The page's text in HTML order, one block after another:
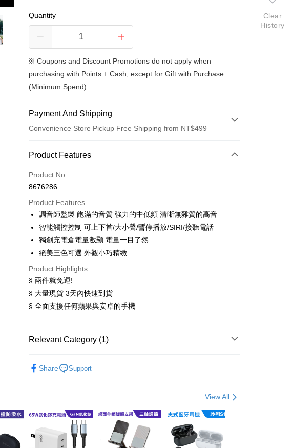
Quantity
※Coupons and Discount Promotions do not apply when
purchasing with Points + Cash, except for Gift with Purchase
(Minimum Spend).
Payment And Shipping
Convenience Store Pickup Free Shipping from NT$499
Payment Method
Credit Card (Full Payment)
Convenience Store Pickup and Pay
LINE Pay
Apple Pay
Easy Wallet
Google Pay
ATM Transfer
Shipping Method
NT$60/order | Free shipping on orders of NT$499 or more
NT$60/order | Free shipping on orders of NT$499 or more
萊爾富取貨付款
NT$60/order | Free shipping on orders of NT$598 or more
Product Features
Product No.
8676286
Product Features
調音師監製 飽滿的音質 強力的中低頻 清晰無雜質的高音
智能觸控控制 可上下首/大小聲/暫停播放/SIRI/接聽電話
獨創充電倉電量數顯 電量一目了然
絕美三色可選 外觀小巧精緻
Product Highlights
§ 兩件就免運!
§ 大量現貨 3天內快速到貨
§ 全面支援任何蘋果與安卓的手機
Relevant Category (1)
Share
Support
View All
Clear
History